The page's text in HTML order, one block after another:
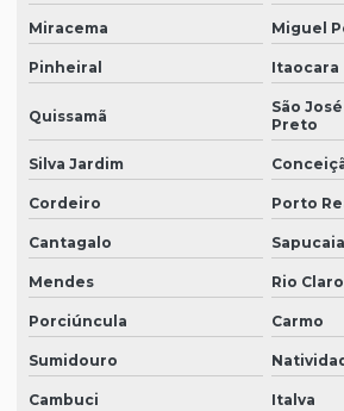
Miracema Miguel
Pinheiral Itaocara
Quissamã
São
Preto
Silva Jardim
Cordeiro Porto
Cantagalo Sapucaia
Mendes Rio Claro
Porciúncula Carmo
Sumidouro
Cambuci Italva